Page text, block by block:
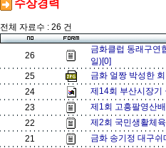
수상경력
전체 자료수 : 26 건
26
금화클럽 동래구연
일)[0]
25
금화 얼짱 박성한
24
제14회 부산시장
23
제1회 고흥팔영산
22
제2회 국민생활체
21
금화 송기정 대구